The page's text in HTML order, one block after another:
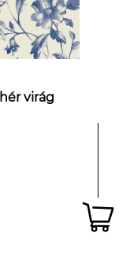
virág